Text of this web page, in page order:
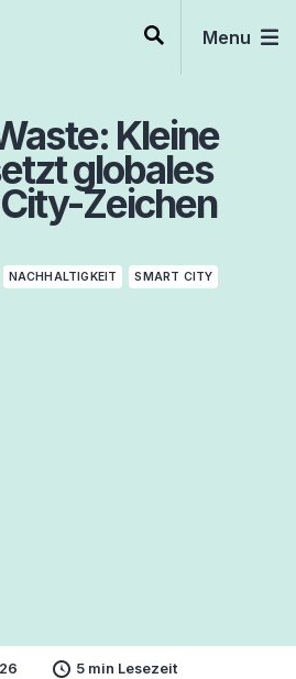
Menu
Kleine
globales
Zeichen
NACHHALTIGKEIT SMART CITY
5 min Lesezeit